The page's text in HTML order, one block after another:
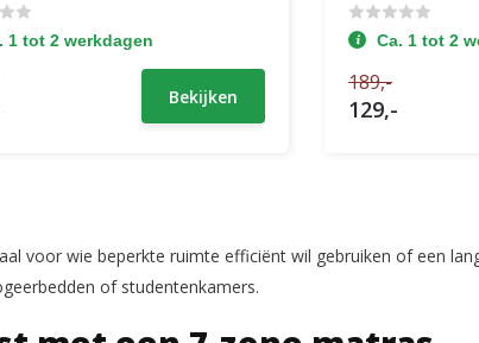
1 tot 2 werkdagen
Bekijken
Ca. 1 tot 2
189,-
129,-
voor wie beperkte ruimte efficiënt wil gebruiken of een
of studentenkamers.